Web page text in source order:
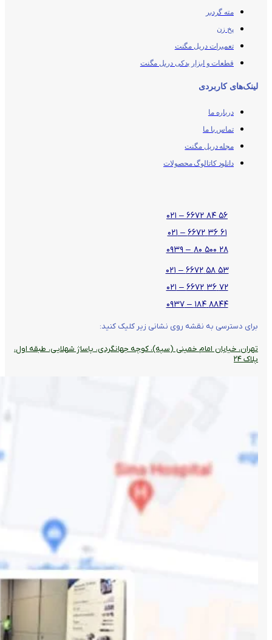
مته گردبر
پخ زن
تعمیرات دریل مگنت
قطعات و ابزار یدکی دریل مگنت
لینک‌های کاربردی
درباره ما
تماس با ما
مجله دریل مگنت
دانلود کاتالوگ محصولات
۵۶ ۸۴ ۶۶۷۲ – ۰۲۱
۶۱ ۳۶ ۶۶۷۲ – ۰۲۱
۲۸ ۵۰۰ ۸۰ – ۰۹۳۹
۵۳ ۵۸ ۶۶۷۲ – ۰۲۱
۷۲ ۳۶ ۶۶۷۲ – ۰۲۱
۸۸۴۴ ۱۸۴ – ۰۹۳۷
برای دسترسی به نقشه روی نشانی زیر کلیک کنید:
تهران، خیابان امام خمینی (سپه)، کوچه جهانگردی،‌ پاساژ شهلایی، طبقه اول،
پلاک ۲۴